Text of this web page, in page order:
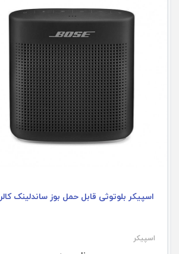
اسپیکر بلوتوثی قابل حمل بوز ساندلینک کالر 2
اسپیکر